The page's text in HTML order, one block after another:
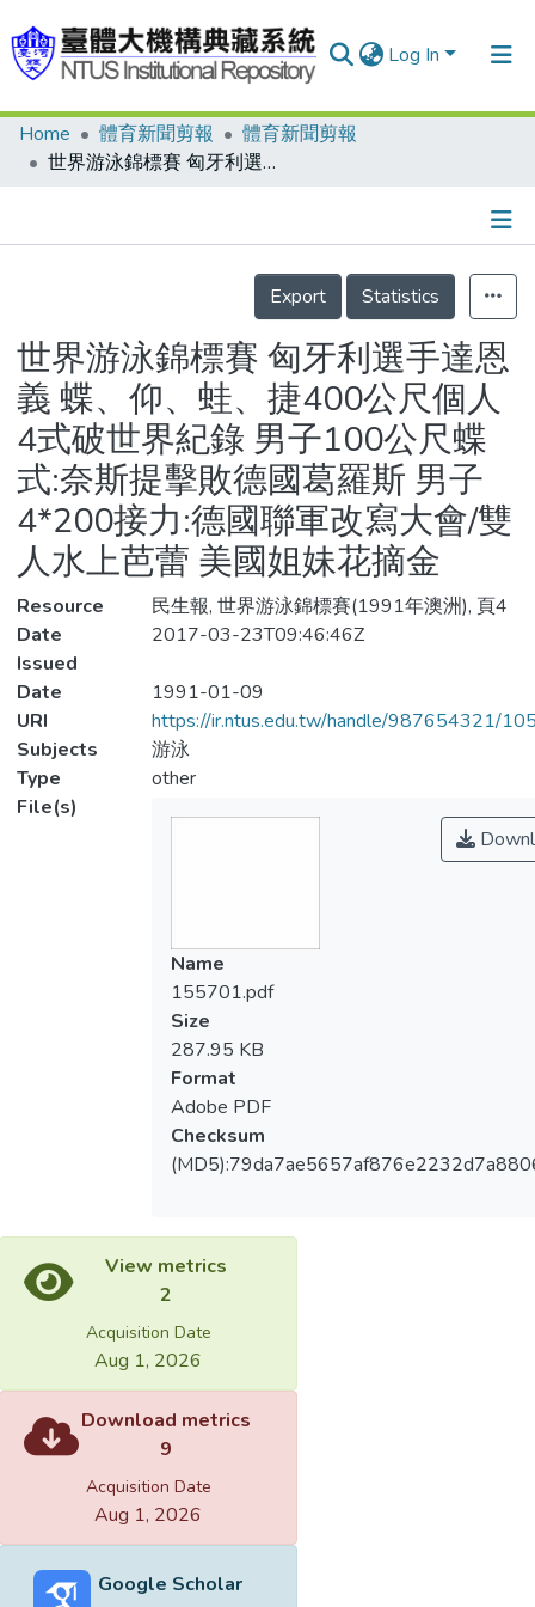
Log In
Communities & Collections
Statistics
Home 體育新聞剪報
體育新聞剪報
世界游泳錦標賽 匈牙利選手達恩義 蝶、仰、蛙、捷400公尺個人4式破世界紀錄 男子100公尺蝶式:奈斯提擊敗德國葛羅斯 男子4*200接力:德國聯軍改寫大會/雙人水上芭蕾 美國姐妹花摘金
Details
Export
Statistics
世界游泳錦標賽 匈牙利選手達恩
義 蝶、仰、蛙、捷400公尺個人
4式破世界紀錄 男子100公尺蝶
式:奈斯提擊敗德國葛羅斯 男子
4*200接力:德國聯軍改寫大會/雙
人水上芭蕾 美國姐妹花摘金
Resource
民生報, 世界游泳錦標賽(1991年澳洲), 頁4
Date
Issued
2017-03-23T09:46:46Z
Date
1991-01-09
URI
https://ir.ntus.edu.tw/handle/987654321/
Subjects
游泳
Type
other
File(s)
Name
155701.pdf
Size
287.95 KB
Format
Adobe PDF
Checksum
View metrics
2
Acquisition Date
Aug 1, 2026
Download metrics
9
Acquisition Date
Aug 1, 2026
Google Scholar